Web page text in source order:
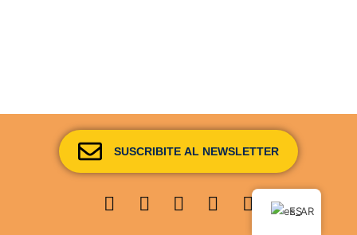
SUSCRIBITE AL NEWSLETTER
Youtube
Facebook
Instagram
Envelope
Whatsapp
ES